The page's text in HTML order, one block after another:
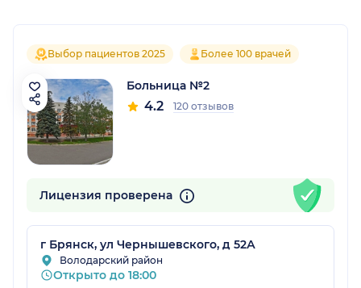
Выбор пациентов 2025 Более 100 врачей
Больница №2
4.2 120 отзывов
Лицензия проверена
г Брянск, ул Чернышевского, д 52А
Володарский район
Открыто до 18:00